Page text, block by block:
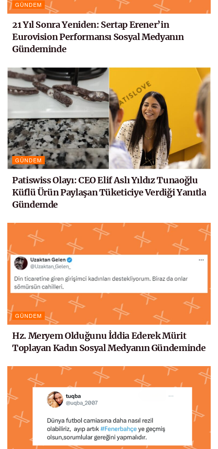
GÜNDEM
21 Yıl Sonra Yeniden: Sertap Erener’in
Eurovision Performansı Sosyal Medyanın
Gündeminde
GÜNDEM
Patiswiss Olayı: CEO Elif Aslı Yıldız Tunaoğlu
Küflü Ürün Paylaşan Tüketiciye Verdiği Yanıtla
Gündemde
GÜNDEM
Hz. Meryem Olduğunu İddia Ederek Mürit
Toplayan Kadın Sosyal Medyanın Gündeminde